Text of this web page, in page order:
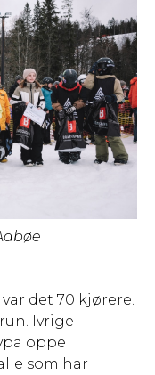
det 70 kjørere.
Ivrige
oppe
som har